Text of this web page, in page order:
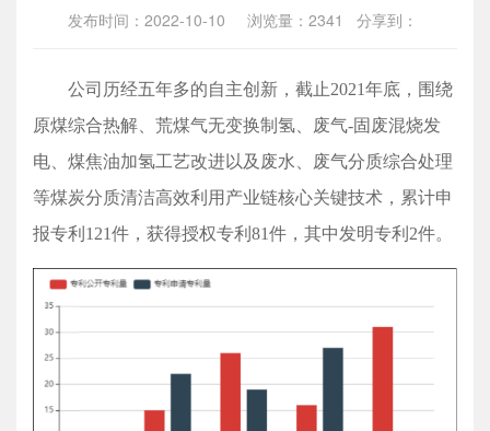
发布时间：2022-10-10 浏览量：2341 分享到：
公司历经五年多的自主创新，截止2021年底，围绕
原煤综合热解、荒煤气无变换制氢、废气-固废混烧发
电、煤焦油加氢工艺改进以及废水、废气分质综合处理
等煤炭分质清洁高效利用产业链核心关键技术，累计申
报专利121件，获得授权专利81件，其中发明专利2件。